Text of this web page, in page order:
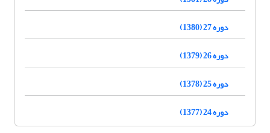
دوره 27 (1380)
دوره 26 (1379)
دوره 25 (1378)
دوره 24 (1377)